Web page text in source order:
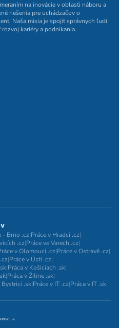
na inovácie v oblasti náboru a
riešenia pre uchádzačov o
Naša misia je spojiť správnych ľudí
kariéry a podnikania.
- Brno .cz|Práce v Hradci .cz|
.cz|Práce ve Varech .cz|
v Olomouci .cz|Práce v Ostravě .cz|
|Práce v Ústí .cz|
|Práca v Košiciach .sk|
|Práca v Žiline .sk|
Bystrici .sk|Práce v IT .cz|Práca v IT .sk